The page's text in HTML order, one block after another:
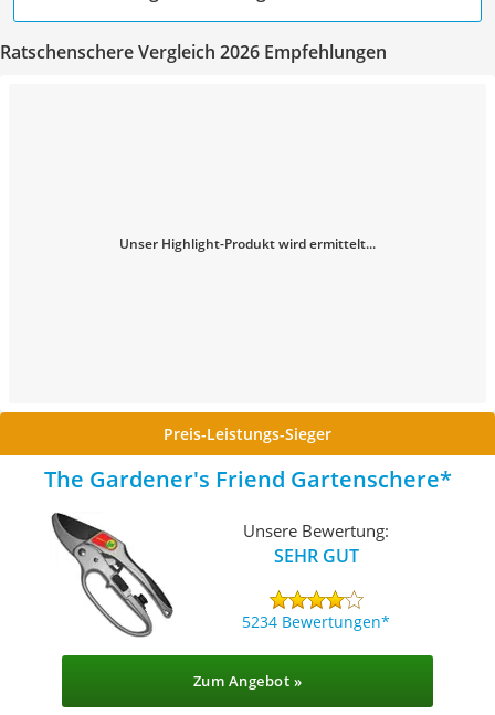
Ratschenschere Vergleich 2026 Empfehlungen
Unser Highlight-Produkt wird ermittelt...
Preis-Leistungs-Sieger
The Gardener's Friend Gartenschere
Unsere Bewertung:
SEHR GUT
5234 Bewertungen
Zum Angebot »